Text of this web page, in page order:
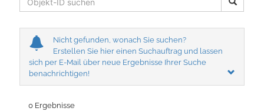
Nicht gefunden, wonach Sie suchen?
Erstellen Sie hier einen Suchauftrag und lassen
sich per E-Mail über neue Ergebnisse Ihrer Suche
benachrichtigen!
0 Ergebnisse